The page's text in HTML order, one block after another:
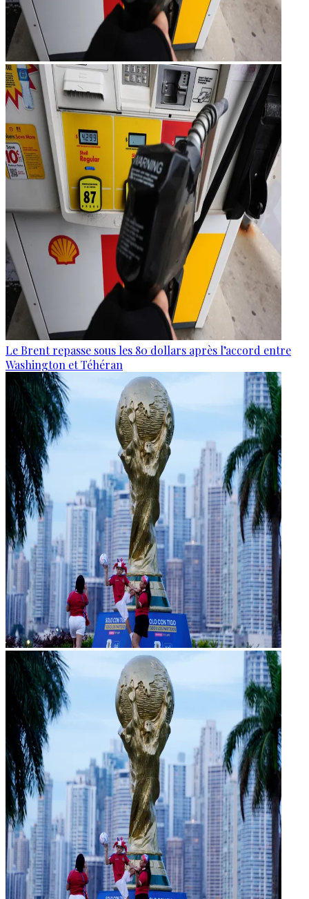
Le Brent repasse sous les 80 dollars après l’accord entre
Washington et Téhéran